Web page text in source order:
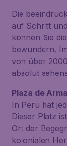
Die
auf Schritt
können Sie
bewundern.
von über
absolut
Plaza de
In Peru hat
Dieser Platz
Ort der
kolonialen